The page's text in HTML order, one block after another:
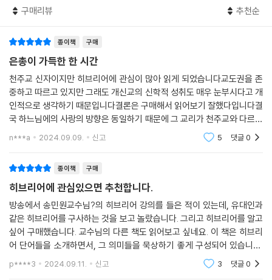
다. 고대 이스라엘인들은 땅(아다마)이 붉게 물든 이유를 옅은 토양이
‘피’를 머금고 있기 때문이라고 여긴 듯싶습니다. 생명이 피에 있기 때문에
피를 머금은 땅이 생명을 자라게 할 수 있다고 생각한 것입니다. 이와 같은
사고방식은 더욱 확장되어 남보다 더 붉은 피부를 가진 이들은 강인하고
뛰어난 사람의 상징이 되었습니다. 이러한 맥락에서 다윗(삼상 16:12, 17:
42)과 에서(창 25:25)의 붉은 피부를 묘사할 때 쓰인 단어가 바로 ‘아드
모니’입니다.
--- 「1장 ‘히브리어에 반영된 하나님 이해’」 중에서
아가 1:5에 대한 해석은 1960년대 흑인 민권 운동(African-American
Civil Rights Movement)이 일어나며 점차 변하기 시작합니다. 흑인신
학자들은 “검으나 아름다우니”(black but beautiful)라는 해석에 문제
를 제기했습니다. 대체 왜 검은 것은 아름답지 않은가? 이러한 영향으로 새
로운 번역이 등장하기 시작합니다. 1989년에 나온 NRSV가 “I am black
and beautiful”로 개정하였고, 2000년 출간된 ISV도 동일하게 번역했
습니다. 또한 직역을 추구하는 NASB도 2020년에 개정판을 내면서 “I a
m black but lovely”라는 기존의 번역을 NRSV, ISV와 같은 표현으로
구매리뷰 추천순
종이책 구매
은총이 가득한 한 시간
천주교 신자이지만 히브리어에 관심이 많아 읽게 되었습니다교도권을 존
중하고 따르고 있지만 그래도 개신교의 신학적 성취도 매우 눈부시다고 개
인적으로 생각하기 때문입니다결론은 구매해서 읽어보기 잘했다입니다결
국 하느님에의 사랑의 방향은 동일하기 때문에 그 교리가 천주교와 다르지
않다고 느껴질만큼은총의 무상성이라던지 역사를 보는 방향이 앞이 아니
n***a 2024.09.09. 신고 5 댓글0
종이책 구매
히브리어에 관심있으면 추천합니다.
방송에서 송민원교수님?의 히브리어 강의를 들은 적이 있는데, 유대인과
같은 히브리어를 구사하는 것을 보고 놀랐습니다. 그리고 히브리어를 알고
싶어 구매했습니다. 교수님의 다른 책도 읽어보고 싶네요. 이 책은 히브리
어 단어들을 소개하면서, 그 의미들을 묵상하기 좋게 구성되어 있습니다.
추천합니다.
p****3 2024.09.11. 신고 3 댓글0